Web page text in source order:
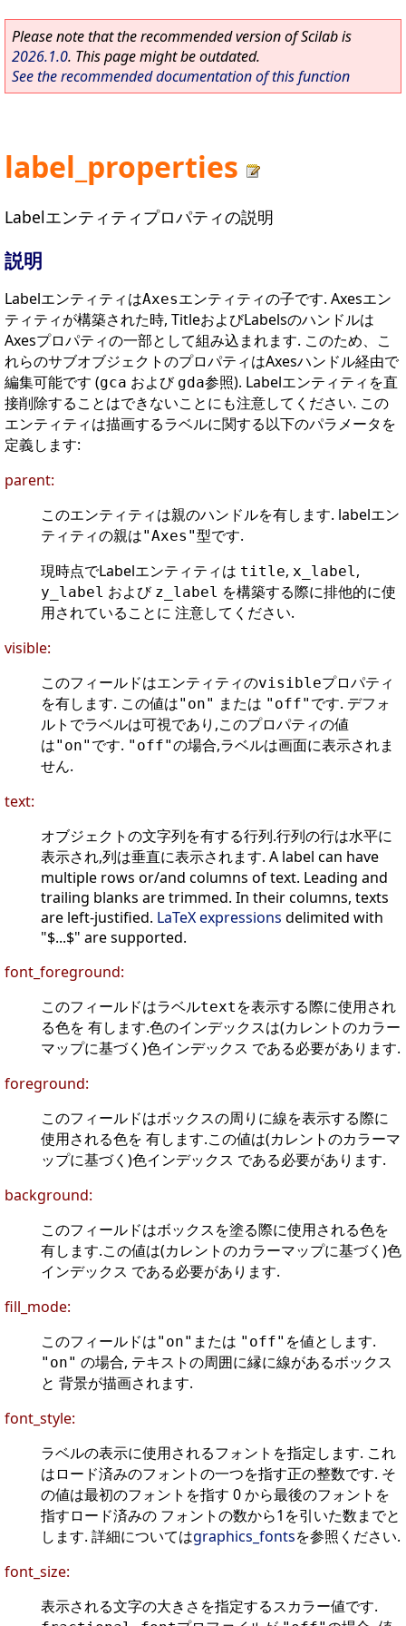
Please note that the recommended version of Scilab is
2026.1.0. This page might be outdated.
See the recommended documentation of this function
label_properties
Labelエンティティプロパティの説明
説明
LabelエンティティはAxesエンティティの子です. Axesエン
ティティが構築された時, TitleおよびLabelsのハンドルは
Axesプロパティの一部として組み込まれます. このため、こ
れらのサブオブジェクトのプロパティはAxesハンドル経由で
編集可能です (gca および gda参照). Labelエンティティを直
接削除することはできないことにも注意してください. この
エンティティは描画するラベルに関する以下のパラメータを
定義します:
parent:
このエンティティは親のハンドルを有します. labelエン
ティティの親は"Axes"型です.
現時点でLabelエンティティは title, x_label ,
y_label および z_label を構築する際に排他的に使
用されていることに 注意してください.
visible:
このフィールドはエンティティのvisibleプロパティ
を有します. この値は"on" または "off" です. デフォ
ルトでラベルは可視であり,このプロパティの値
は"on" です. "off"の場合,ラベルは画面に表示されま
せん.
text:
オブジェクトの文字列を有する行列.行列の行は水平に
表示され,列は垂直に表示されます. A label can have
multiple rows or/and columns of text. Leading and
trailing blanks are trimmed. In their columns, texts
are left-justified. LaTeX expressions delimited with
"$...$" are supported.
font_foreground:
このフィールドはラベルtext を表示する際に使用され
る色を 有します.色のインデックスは(カレントのカラー
マップに基づく)色インデックス である必要があります.
foreground:
このフィールドはボックスの周りに線を表示する際に
使用される色を 有します.この値は(カレントのカラーマ
ップに基づく)色インデックス である必要があります.
background:
このフィールドはボックスを塗る際に使用される色を
有します.この値は(カレントのカラーマップに基づく)色
インデックス である必要があります.
fill_mode:
このフィールドは"on" または "off" を値とします.
"on" の場合, テキストの周囲に縁に線があるボックス
と 背景が描画されます.
font_style:
ラベルの表示に使用されるフォントを指定します. これ
はロード済みのフォントの一つを指す正の整数です. そ
の値は最初のフォントを指す 0 から最後のフォントを
指すロード済みの フォントの数から1を引いた数までと
します. 詳細についてはgraphics_fontsを参照ください.
font_size:
表示される文字の大きさを指定するスカラー値です.